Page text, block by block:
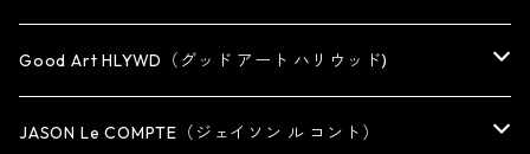
Good Art HLYWD（グッド アート ハリウッド)
RING
JASON Le COMPTE（ジェイソン ル コント）